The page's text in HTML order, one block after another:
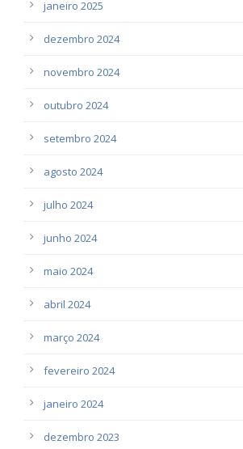
janeiro 2025
dezembro 2024
novembro 2024
outubro 2024
setembro 2024
agosto 2024
julho 2024
junho 2024
maio 2024
abril 2024
março 2024
fevereiro 2024
janeiro 2024
dezembro 2023